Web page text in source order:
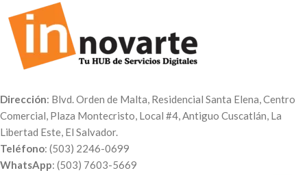
Dirección: Blvd. Orden de Malta, Residencial Santa Elena, Centro
Comercial, Plaza Montecristo, Local #4, Antiguo Cuscatlán, La
Libertad Este, El Salvador.
Teléfono: (503) 2246-0699
WhatsApp: (503) 7603-5669